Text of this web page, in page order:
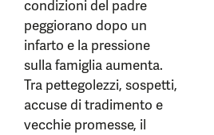
condizioni del padre
peggiorano dopo un
infarto e la pressione
sulla famiglia aumenta.
Tra pettegolezzi, sospetti,
accuse di tradimento e
vecchie promesse, il